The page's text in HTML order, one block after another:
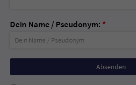
Dein Name / Pseudonym: *
Nicht
ausfüllen!